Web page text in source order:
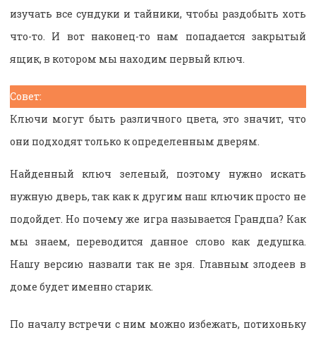
изучать все сундуки и тайники, чтобы раздобыть хоть
что-то. И вот наконец-то нам попадается закрытый
ящик, в котором мы находим первый ключ.
Совет:
Ключи могут быть различного цвета, это значит, что
они подходят только к определенным дверям.
Найденный ключ зеленый, поэтому нужно искать
нужную дверь, так как к другим наш ключик просто не
подойдет. Но почему же игра называется Грандпа? Как
мы знаем, переводится данное слово как дедушка.
Нашу версию назвали так не зря. Главным злодеев в
доме будет именно старик.
По началу встречи с ним можно избежать, потихоньку